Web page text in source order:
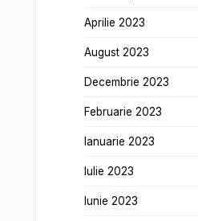
Aprilie 2023
August 2023
Decembrie 2023
Februarie 2023
Ianuarie 2023
Iulie 2023
Iunie 2023